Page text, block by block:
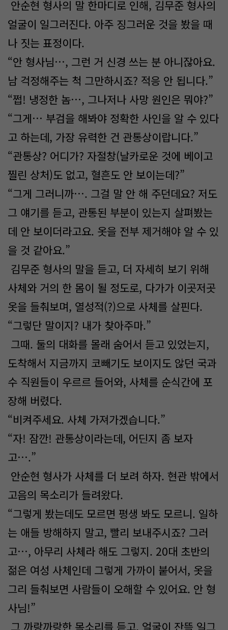
안순현 형사의 말 한마디로 인해, 김무준 형사의
얼굴이 일그러진다. 아주 징그러운 것을 봤을 때
나 짓는 표정이다.
“안 형사님…, 그런 거 신경 쓰는 분 아니잖아요.
남 걱정해주는 척 그만하시죠? 적응 안 됩니다.”
“쩝! 냉정한 놈…, 그나저나 사망 원인은 뭐야?”
“그게… 부검을 해봐야 정확한 사인을 알 수 있다
고 하는데, 가장 유력한 건 관통상이랍니다.”
“관통상? 어디가? 자절창(날카로운 것에 베이고
찔린 상처)도 없고, 혈흔도 안 보이는데?”
“그게 그러니까…. 그걸 말 안 해 주던데요? 저도
그 얘기를 듣고, 관통된 부분이 있는지 살펴봤는
데 안 보이더라고요. 옷을 전부 제거해야 알 수 있
을 것 같아요.”
김무준 형사의 말을 듣고, 더 자세히 보기 위해
사체와 거의 한 몸이 될 정도로, 다가가 이곳저곳
옷을 들춰보며, 열성적(?)으로 사체를 살핀다.
“그렇단 말이지? 내가 찾아주마.”
그때. 둘의 대화를 몰래 숨어서 듣고 있었는지,
도착해서 지금까지 코빼기도 보이지도 않던 국과
수 직원들이 우르르 들어와, 사체를 순식간에 포
장해 버렸다.
“비켜주세요. 사체 가져가겠습니다.”
“자! 잠깐! 관통상이라는데, 어딘지 좀 보자
고….”
안순현 형사가 사체를 더 보려 하자. 현관 밖에서
고음의 목소리가 들려왔다.
“그렇게 봤는데도 모르면 평생 봐도 모르니. 일하
는 애들 방해하지 말고, 빨리 보내주시죠? 그러
고…, 아무리 사체라 해도 그렇지. 20대 초반의
젊은 여성 사체인데 그렇게 가까이 붙어서, 옷을
그리 들춰보면 사람들이 오해할 수 있어요. 안 형
사님!”
그 까랑까랑한 목소리를 듣고, 얼굴이 잔뜩 일그